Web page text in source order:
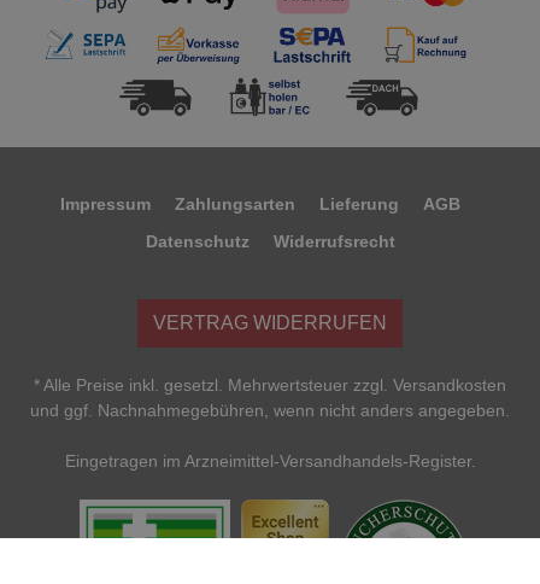
Impressum Zahlungsarten Lieferung
AGB
Datenschutz
Widerrufsrecht
VERTRAG WIDERRUFEN
* Alle Preise inkl. gesetzl. Mehrwertsteuer zzgl. Versandkosten
und ggf. Nachnahmegebühren, wenn nicht anders angegeben.
Eingetragen im Arzneimittel-Versandhandels-Register.